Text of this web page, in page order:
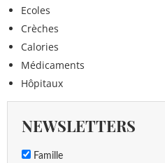
Ecoles
Crèches
Calories
Médicaments
Hôpitaux
NEWSLETTERS
Famille